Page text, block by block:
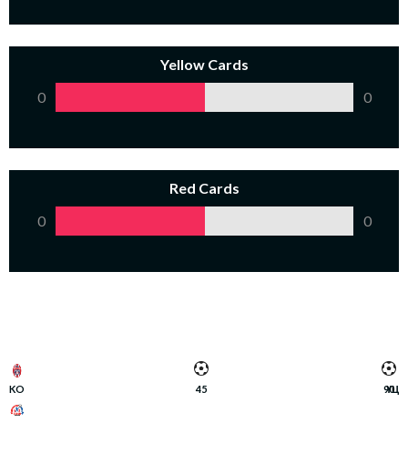
Yellow Cards
0
0
Red Cards
0
0
KO 45 90
ҮЦ